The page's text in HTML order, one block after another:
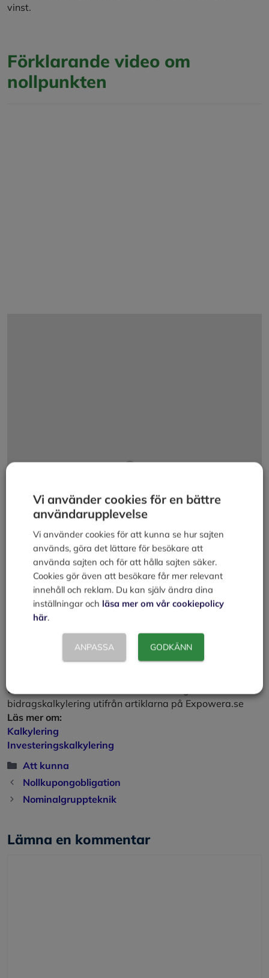
vinst.
Förklarande video om
nollpunkten
Acceptera
innehållet.
Video av läraren Jon Ellrose. I videon förklarar han
tillsammans med inledande resonemang om
bidragskalkylering utifrån artiklarna på Expowera.se
Läs mer om:
Kalkylering
Investeringskalkylering
Kategorier
Att kunna
Nollkupongobligation
Nominalgruppteknik
Lämna en kommentar
Vi använder cookies för en bättre
användarupplevelse
Vi använder cookies för att kunna se hur sajten
används, göra det lättare för besökare att
använda sajten och för att hålla sajten säker.
Cookies gör även att besökare får mer relevant
innehåll och reklam. Du kan själv ändra dina
inställningar och läsa mer om vår cookiepolicy
här.
ANPASSA GODKÄNN